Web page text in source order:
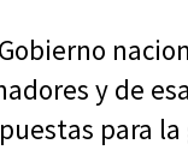
y de
para la